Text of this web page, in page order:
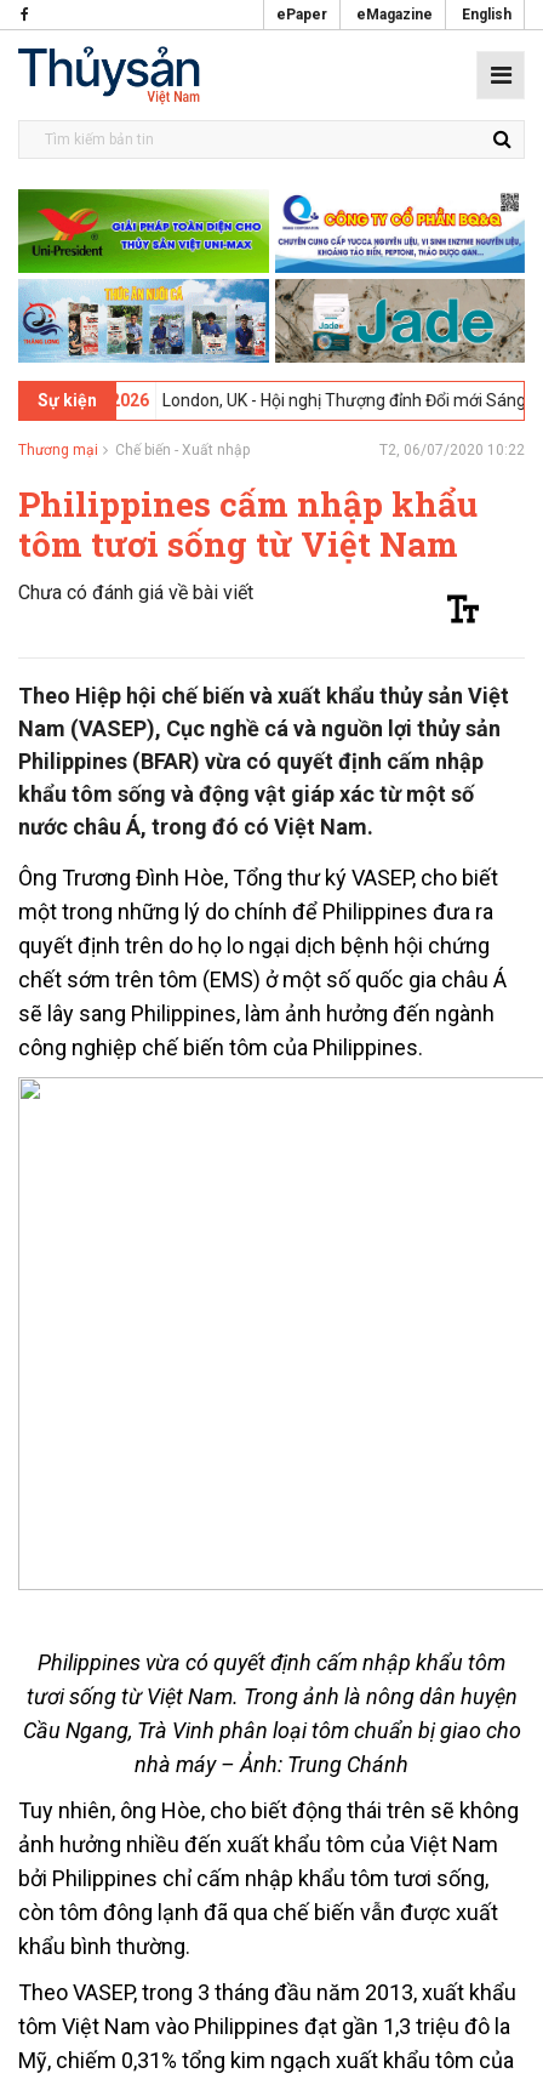
ePaper eMagazine English
Sự kiện
02-2026 London, UK - Hội nghị Thượng đỉnh Đổi mới Sáng tạo
Thương mại Chế biến - Xuất nhập T2, 06/07/2020 10:22
Philippines cấm nhập khẩu
tôm tươi sống từ Việt Nam
Chưa có đánh giá về bài viết
Theo Hiệp hội chế biến và xuất khẩu thủy sản Việt
Nam (VASEP), Cục nghề cá và nguồn lợi thủy sản
Philippines (BFAR) vừa có quyết định cấm nhập
khẩu tôm sống và động vật giáp xác từ một số
nước châu Á, trong đó có Việt Nam.
Ông Trương Đình Hòe, Tổng thư ký VASEP, cho biết
một trong những lý do chính để Philippines đưa ra
quyết định trên do họ lo ngại dịch bệnh hội chứng
chết sớm trên tôm (EMS) ở một số quốc gia châu Á
sẽ lây sang Philippines, làm ảnh hưởng đến ngành
công nghiệp chế biến tôm của Philippines.
Philippines vừa có quyết định cấm nhập khẩu tôm
tươi sống từ Việt Nam. Trong ảnh là nông dân huyện
Cầu Ngang, Trà Vinh phân loại tôm chuẩn bị giao cho
nhà máy – Ảnh: Trung Chánh
Tuy nhiên, ông Hòe, cho biết động thái trên sẽ không
ảnh hưởng nhiều đến xuất khẩu tôm của Việt Nam
bởi Philippines chỉ cấm nhập khẩu tôm tươi sống,
còn tôm đông lạnh đã qua chế biến vẫn được xuất
khẩu bình thường.
Theo VASEP, trong 3 tháng đầu năm 2013, xuất khẩu
tôm Việt Nam vào Philippines đạt gần 1,3 triệu đô la
Mỹ, chiếm 0,31% tổng kim ngạch xuất khẩu tôm của